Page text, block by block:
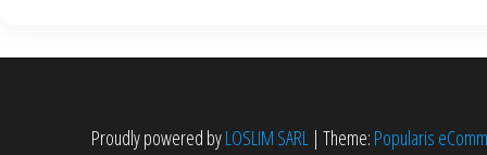
Proudly powered byLOSLIM SARL | Theme: Popularis